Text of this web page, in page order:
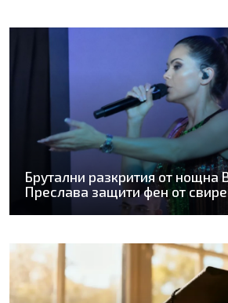
Брутални разкрития от нощна
Преслава защити фен от